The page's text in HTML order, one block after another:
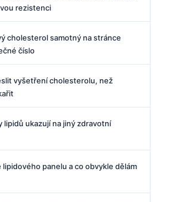
rezistenci
cholesterol samotný na stránce
číslo
vyšetření cholesterolu, než
lipidů ukazují na jiný zdravotní
lipidového panelu a co obvykle dělám